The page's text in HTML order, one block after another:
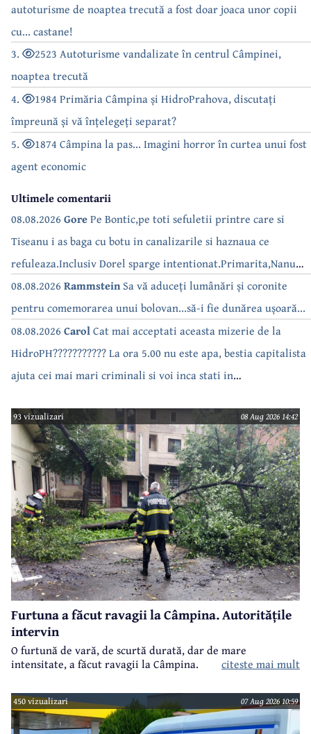
autoturisme de noaptea trecută a fost doar joaca unor copii
cu... castane!
3.
2523 Autoturisme vandalizate în centrul Câmpinei,
noaptea trecută
4.
1984 Primăria Câmpina și HidroPrahova, discutați
împreună și vă înțelegeți separat?
5.
1874 Câmpina la pas... Imagini horror în curtea unui fost
agent economic
Ultimele comentarii
08.08.2026 GorePe Bontic,pe toti sefuletii printre care si
Tiseanu i as baga cu botu in canalizarile si haznaua ce
refuleaza.Inclusiv Dorel sparge intentionat.Primarita,Nanu
bea apa de la robinet.Asta as intreba o si pe Izabel Mitrea
08.08.2026 RammsteinSa vă aduceți lumânări și coronite
pentru comemorarea unui bolovan...să-i fie dunărea ușoară...
08.08.2026 CarolCat mai acceptati aceasta mizerie de la
HidroPH??????????? La ora 5.00 nu este apa, bestia capitalista
ajuta cei mai mari criminali si voi inca stati in
93 vizualizari 08 Aug 2026 14:42
Furtuna a făcut ravagii la Câmpina. Autoritățile
intervin
O furtună de vară, de scurtă durată, dar de mare
intensitate, a făcut ravagii la Câmpina.
citeste mai mult
450 vizualizari 07 Aug 2026 10:59